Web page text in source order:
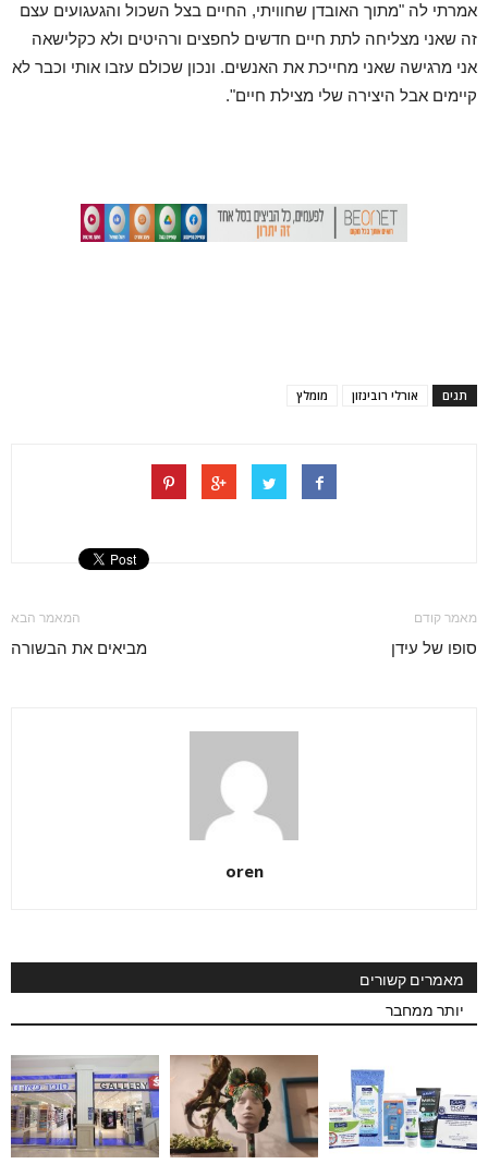
אמרתי לה "מתוך האובדן שחוויתי, החיים בצל השכול והגעגועים עצם
זה שאני מצליחה לתת חיים חדשים לחפצים ורהיטים ולא כקלישאה
אני מרגישה שאני מחייכת את האנשים. ונכון שכולם עזבו אותי וכבר לא
קיימים אבל היצירה שלי מצילת חיים".
תגים אורלי רובינזון מומלץ
מאמר קודם
סופו של עידן
המאמר הבא
מביאים את הבשורה
oren
מאמרים קשורים
יותר ממחבר